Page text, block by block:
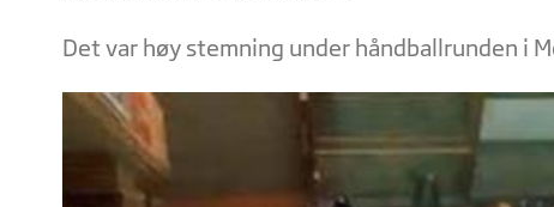
Det var høy stemning under håndballrunden i